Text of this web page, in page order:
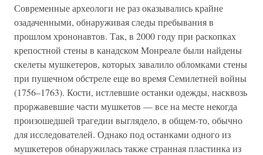
Современные археологи не раз оказывались крайне
озадаченными, обнаруживая следы пребывания в
прошлом хрононавтов. Так, в 2000 году при раскопках
крепостной стены в канадском Монреале были найдены
скелеты мушкетеров, которых завалило обломками стены
при пушечном обстреле еще во время Семилетней войны
(1756–1763). Кости, истлевшие останки одежды, насквозь
проржавевшие части мушкетов — все на месте некогда
произошедшей трагедии выглядело, в общем-то, обычно
для исследователей. Однако под останками одного из
мушкетеров обнаружилась также странная пластинка из